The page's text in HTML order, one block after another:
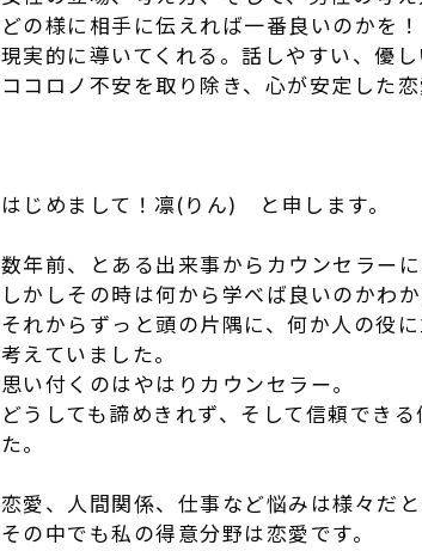
どの様に相手に伝えれば一番良いのかを！
現実的に導いてくれる。話しやすい、優し
ココロノ不安を取り除き、心が安定した
はじめまして！凛(りん) と申します。
数年前、とある出来事からカウンセラー
しかしその時は何から学べば良いのかわ
それからずっと頭の片隅に、何か人の役
考えていました。
思い付くのはやはりカウンセラー。
どうしても諦めきれず、そして信頼でき
た。
恋愛、人間関係、仕事など悩みは様々だと
その中でも私の得意分野は恋愛です。